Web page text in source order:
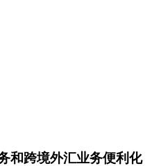
和跨境外汇业务便利化